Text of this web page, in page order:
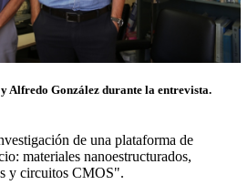
Alfredo González durante la entrevista.
de una plataforma de
materiales nanoestructurados,
y circuitos CMOS".